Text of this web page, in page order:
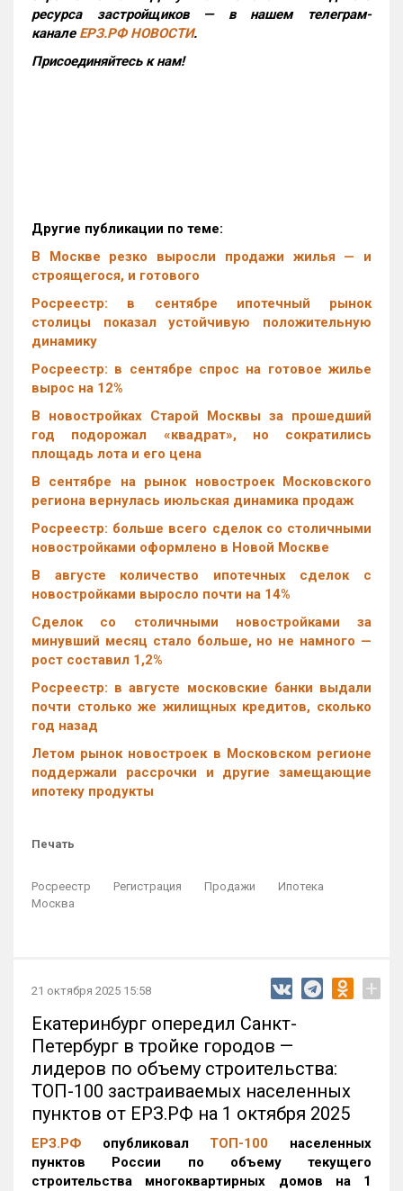
ресурса застройщиков — в нашем телеграм-
канале ЕРЗ.РФ НОВОСТИ.
Присоединяйтесь к нам!
Другие публикации по теме:
В Москве резко выросли продажи жилья — и
строящегося, и готового
Росреестр: в сентябре ипотечный рынок
столицы показал устойчивую положительную
динамику
Росреестр: в сентябре спрос на готовое жилье
вырос на 12%
В новостройках Старой Москвы за прошедший
год подорожал «квадрат», но сократились
площадь лота и его цена
В сентябре на рынок новостроек Московского
региона вернулась июльская динамика продаж
Росреестр: больше всего сделок со столичными
новостройками оформлено в Новой Москве
В августе количество ипотечных сделок с
новостройками выросло почти на 14%
Cделок со столичными новостройками за
минувший месяц стало больше, но не намного —
рост составил 1,2%
Росреестр: в августе московские банки выдали
почти столько же жилищных кредитов, сколько
год назад
Летом рынок новостроек в Московском регионе
поддержали рассрочки и другие замещающие
ипотеку продукты
Печать
Росреестр Регистрация Продажи
Ипотека
Москва
21 октября 2025 15:58 +
Екатеринбург опередил Санкт-
Петербург в тройке городов —
лидеров по объему строительства:
ТОП-100 застраиваемых населенных
пунктов от ЕРЗ.РФ на 1 октября 2025
ЕРЗ.РФ опубликовал ТОП-100 населенных
пунктов России по объему текущего
строительства многоквартирных домов на 1